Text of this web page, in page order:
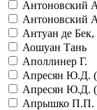
Антоновский
Антоновский
Антуан де
Аошуан Тань
Аполлинер Г.
Апресян Ю.Д.
Апресян Ю.Д.
Апрышко П.П.